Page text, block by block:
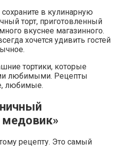
в кулинарную
торт, приготовленный
вкуснее магазинного.
хочется удивить гостей
тортики, которые
любимыми. Рецепты
любимые.
медовик»
рецепту. Это самый